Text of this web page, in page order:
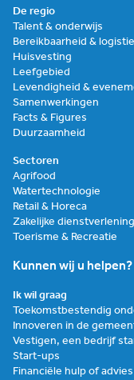
De regio
Talent & onderwijs
Bereikbaarheid &
Huisvesting
Leefgebied
Levendigheid &
Samenwerkingen
Facts & Figures
Duurzaamheid
Sectoren
Agrifood
Watertechnologie
Retail & Horeca
Zakelijke dienstverlening
Toerisme & Recreatie
Kunnen wij u helpen?
Ik wil graag
Toekomstbestendig
Innoveren in de
Vestigen, een bedrijf
Start-ups
Financiële hulp of